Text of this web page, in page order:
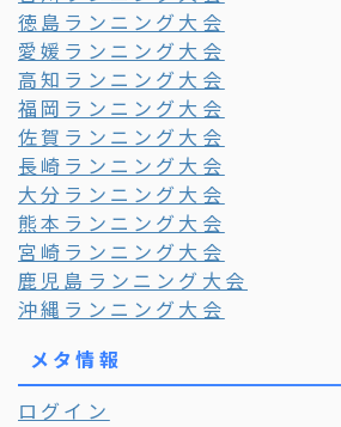
徳島ランニング大会
愛媛ランニング大会
高知ランニング大会
福岡ランニング大会
佐賀ランニング大会
長崎ランニング大会
大分ランニング大会
熊本ランニング大会
宮崎ランニング大会
鹿児島ランニング大会
沖縄ランニング大会
メタ情報
ログイン